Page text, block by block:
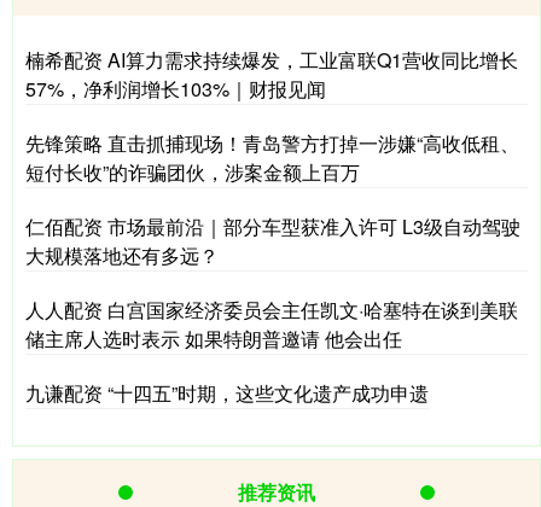
楠希配资 AI算力需求持续爆发，工业富联Q1营收同比增长
57%，净利润增长103%｜财报见闻
先锋策略 直击抓捕现场！青岛警方打掉一涉嫌“高收低租、
短付长收”的诈骗团伙，涉案金额上百万
仁佰配资 市场最前沿｜部分车型获准入许可 L3级自动驾驶
大规模落地还有多远？
人人配资 白宫国家经济委员会主任凯文·哈塞特在谈到美联
储主席人选时表示 如果特朗普邀请 他会出任
九谦配资 “十四五”时期，这些文化遗产成功申遗
推荐资讯